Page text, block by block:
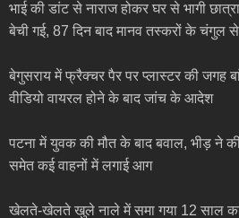
भाई की डांट से नाराज होकर घर से भागी
बेची गई, 87 दिन बाद मानव तस्करों के चंगुल
बेगुसराय में फ्रैक्चर पैर पर प्लास्टर की जगह
वीडियो वायरल होने के बाद जांच के आदेश
पटना में युवक की मौत के बाद बवाल, भीड़ ने
समेत कई वाहनों में लगाई आग
खेलते-खेलते खुले नाले में समा गया 12 साल का